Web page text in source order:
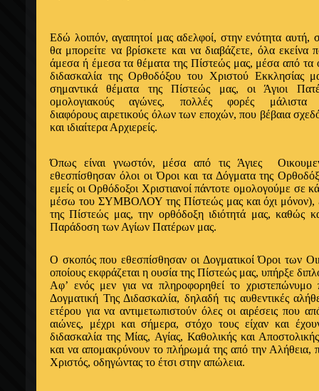
Εδώ λοιπόν, αγαπητοί μας αδελφοί, στην ενότητα
θα μπορείτε να βρίσκετε και να διαβάζετε, όλα εκείνα
άμεσα ή έμεσατα θέματα της Πίστεώς μας, μέσααπό τα
διδασκαλία τηςΟρθοδόξουτου Χριστού Εκκλησίας
σημαντικά θέματα της Πίστεώς μας, οι Άγιοι
ομολογιακούς αγώνες, πολλές φορές
διαφόρους αιρετικούς όλων των εποχών, που βέβαια
και ιδιαίτερα Αρχιερείς.
Όπως είναι γνωστόν, μέσα από τις Άγιες
εθεσπίσθησαν όλοι οι Όροι και τα Δόγματα της
εμείς οι Ορθόδοξοι Χριστιανοί πάντοτεομολογούμε σε
μέσω του ΣΥΜΒΟΛΟΥ της Πίστεώς μαςκαιόχι μόνον),
της Πίστεώς μας, την ορθόδοξη ιδιότητά μας, καθώς
Παράδοση των Αγίων Πατέρων μας.
Ο σκοπός πουεθεσπίσθησαν οι ΔογματικοίΌροιτων
οποίους εκφράζεται η ουσία της Πίστεώς μας, υπήρξε
Αφ’ ενός μεν για να πληροφορηθεί το
Δογματική Της Διδασκαλία, δηλαδή τις αυθεντικές
ετέρου για νααντιμετωπιστούν όλες οι αιρέσεις που
αιώνες, μέχρι και σήμερα, στόχο τους είχαν και
διδασκαλία της Μίας, Αγίας, Καθολικής και
και να απομακρύνουν το πλήρωμά της από την Αλήθεια,
Χριστός, οδηγώντας το έτσι στην απώλεια.